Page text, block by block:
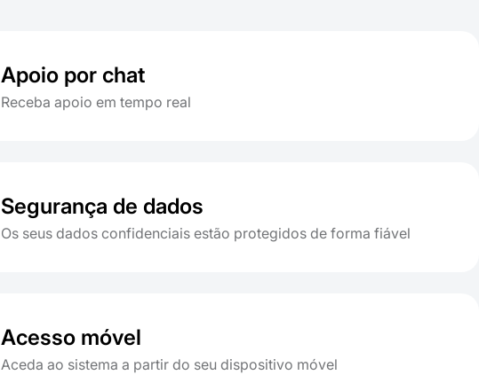
Apoio por chat
Receba apoio em tempo real
Segurança de dados
Os seus dados confidenciais estão protegidos de forma fiável
Acesso móvel
Aceda ao sistema a partir do seu dispositivo móvel